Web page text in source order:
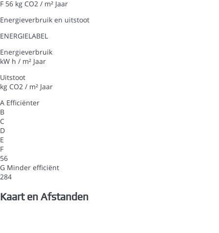
F 56 kg CO2 / m² Jaar
Energieverbruik en uitstoot
ENERGIELABEL
Energieverbruik
kW h / m² Jaar
Uitstoot
kg CO2 / m² Jaar
A Efficiënter
B
C
D
E
F
56
G Minder efficiënt
284
Kaart en Afstanden